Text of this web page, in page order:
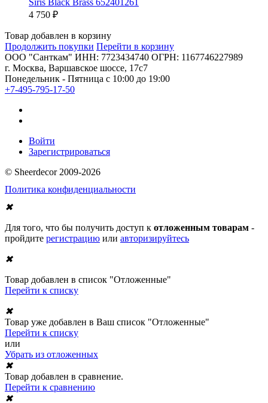
Siris Black Brass 652401261
4 750 ₽
Товар добавлен в корзину
Продолжить покупки Перейти в корзину
ООО "Санткам" ИНН: 7723434740 ОГРН: 1167746227989
г. Москва, Варшавское шоссе, 17с7
Понедельник - Пятница с 10:00 до 19:00
+7-495-795-17-50
Войти
Зарегистрироваться
© Sheerdecor 2009-2026
Политика конфиденциальности
✖
Для того, что бы получить доступ к отложенным товарам -
пройдите регистрацию или авторизируйтесь
✖
Товар добавлен в список "Отложенные"
Перейти к списку
✖
Товар уже добавлен в Ваш список "Отложенные"
Перейти к списку
или
Убрать из отложенных
✖
Товар добавлен в сравнение.
Перейти к сравнению
✖